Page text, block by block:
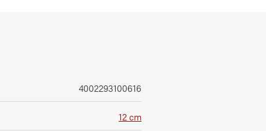
4002293100616
12 cm